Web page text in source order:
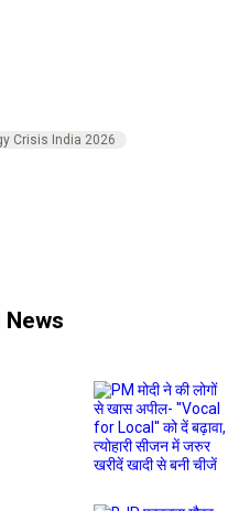
Crisis India 2026
News